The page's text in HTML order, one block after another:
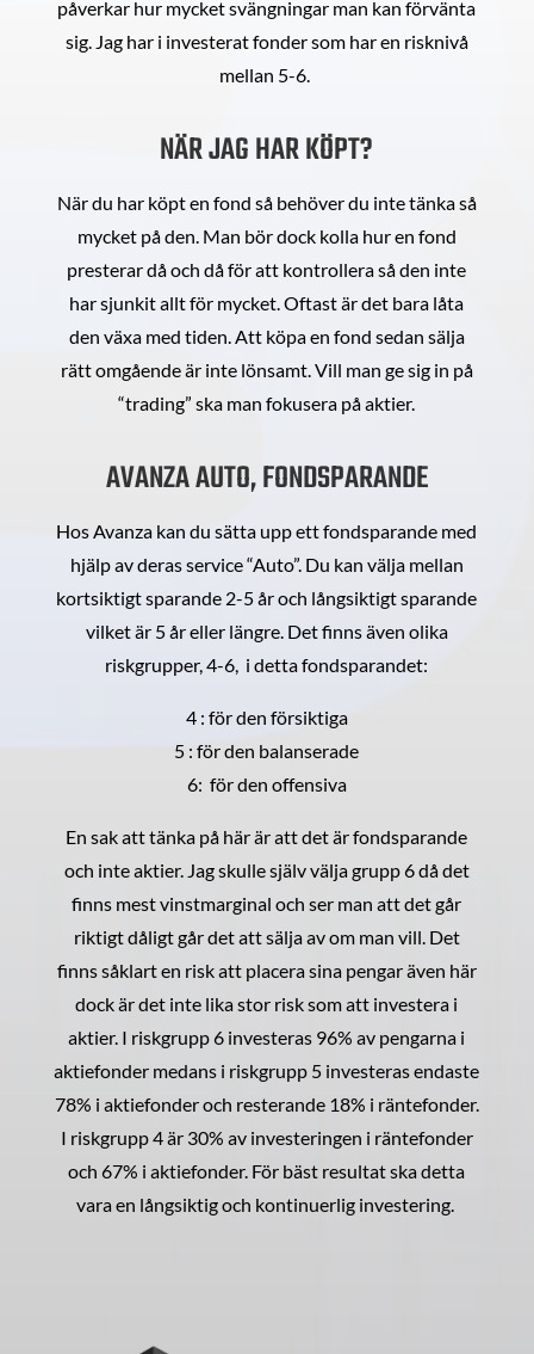
påverkar hur mycket svängningar man kan förvänta
sig. Jag har i investerat fonder som har en risknivå
mellan 5-6.
NÄR JAG HAR KÖPT?
När du har köpt en fond så behöver du inte tänka så
mycket på den. Man bör dock kolla hur en fond
presterar då och då för att kontrollera så den inte
har sjunkit allt för mycket. Oftast är det bara låta
den växa med tiden. Att köpa en fond sedan sälja
rätt omgående är inte lönsamt. Vill man ge sig in på
“trading” ska man fokusera på aktier.
AVANZA AUTO, FONDSPARANDE
Hos Avanza kan du sätta upp ett fondsparande med
hjälp av deras service “Auto”. Du kan välja mellan
kortsiktigt sparande 2-5 år och långsiktigt sparande
vilket är 5 år eller längre. Det finns även olika
riskgrupper, 4-6, i detta fondsparandet:
4 : för den försiktiga
5 : för den balanserade
6: för den offensiva
En sak att tänka på här är att det är fondsparande
och inte aktier. Jag skulle själv välja grupp 6 då det
finns mest vinstmarginal och ser man att det går
riktigt dåligt går det att sälja av om man vill. Det
finns såklart en risk att placera sina pengar även här
dock är det inte lika stor risk som att investera i
aktier. I riskgrupp 6 investeras 96% av pengarna i
aktiefonder medans i riskgrupp 5 investeras endaste
78% i aktiefonder och resterande 18% i räntefonder.
I riskgrupp 4 är 30% av investeringen i räntefonder
och 67% i aktiefonder. För bäst resultat ska detta
vara en långsiktig och kontinuerlig investering.